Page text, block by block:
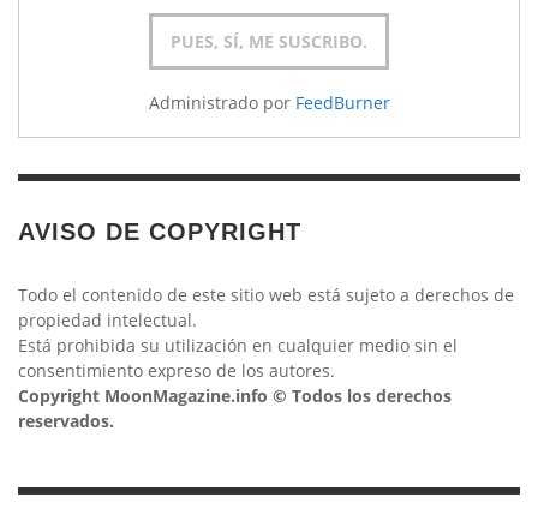
Administrado por FeedBurner
AVISO DE COPYRIGHT
Todo el contenido de este sitio web está sujeto a derechos de
propiedad intelectual.
Está prohibida su utilización en cualquier medio sin el
consentimiento expreso de los autores.
Copyright MoonMagazine.info © Todos los derechos
reservados.